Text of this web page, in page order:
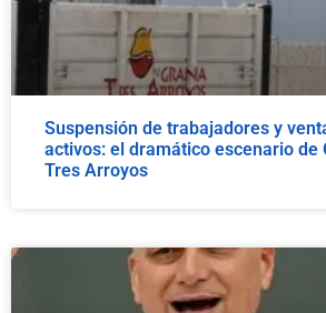
Suspensión de trabajadores y
activos: el dramático escenario de
Tres Arroyos